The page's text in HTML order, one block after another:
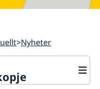
Nyheter